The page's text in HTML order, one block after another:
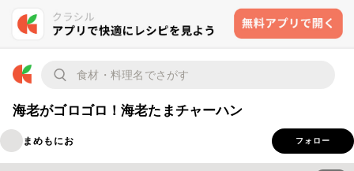
海老がゴロゴロ！海老たまチャーハン
まめもにお フォロー